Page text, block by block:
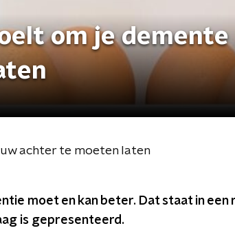
om je demente
achter te moeten laten
moet en kan beter. Dat staat in een
is gepresenteerd.